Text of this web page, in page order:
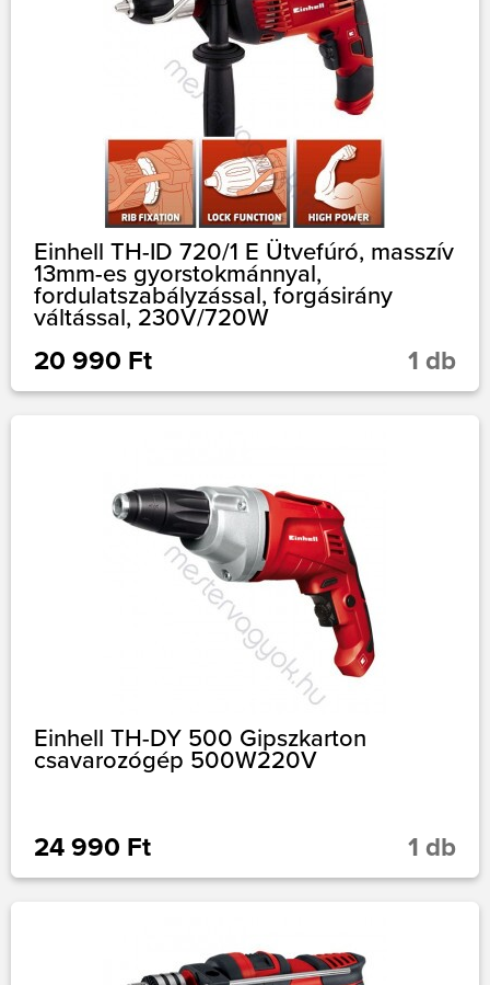
Einhell TH-ID 720/1 E Ütvefúró, masszív
13mm-es gyorstokmánnyal,
fordulatszabályzással, forgásirány
váltással, 230V/720W
20 990 Ft 1 db
Einhell TH-DY 500 Gipszkarton
csavarozógép 500W220V
24 990 Ft 1 db